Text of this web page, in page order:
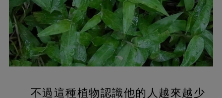
不過這種植物認識他的人越來越少